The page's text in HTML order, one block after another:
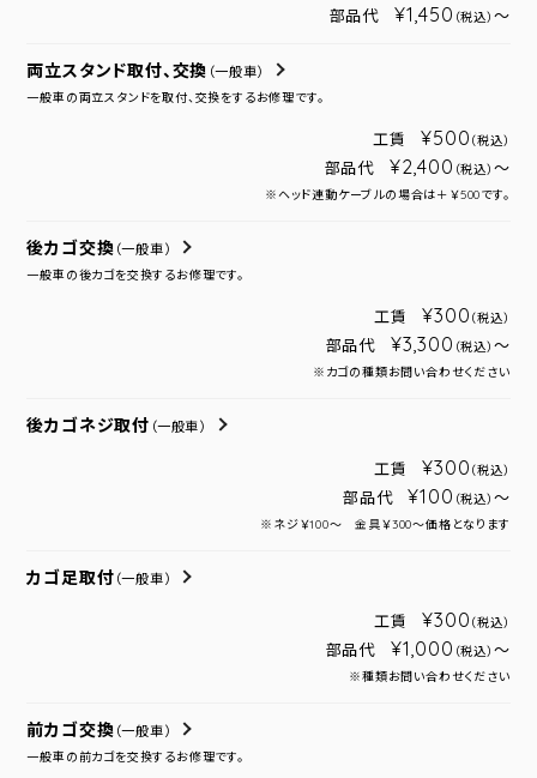
部品代 ¥1,450 （税込） ～
両立スタンド取付、交換 （一般車）
一般車の両立スタンドを取付、交換をするお修理です。
工賃 ¥500 （税込）
部品代 ¥2,400 （税込） ～
※ヘッド連動ケーブルの場合は＋￥500です。
後カゴ交換 （一般車）
一般車の後カゴを交換するお修理です。
工賃 ¥300 （税込）
部品代 ¥3,300 （税込） ～
※カゴの種類お問い合わせください
後カゴネジ取付 （一般車）
工賃 ¥300 （税込）
部品代 ¥100 （税込） ～
※ネジ￥100～ 金具￥300～価格となります
カゴ足取付 （一般車）
工賃 ¥300 （税込）
部品代 ¥1,000 （税込） ～
※種類お問い合わせください
前カゴ交換 （一般車）
一般車の前カゴを交換するお修理です。